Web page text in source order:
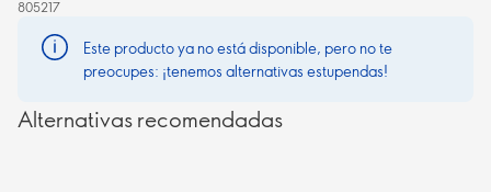
805217
Este producto ya no está disponible, pero no te
preocupes: ¡tenemos alternativas estupendas!
Alternativas recomendadas